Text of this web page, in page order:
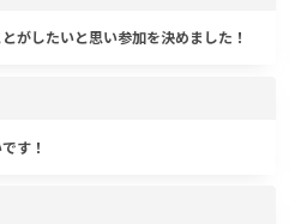
がしたいと思い参加を決めました！
す！